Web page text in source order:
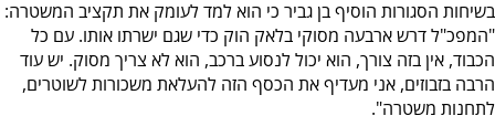
בשיחות הסגורות הוסיף בן גביר כי הוא למד לעומק את תקציב המשטרה:
"המפכ"ל דרש ארבעה מסוקי בלאק הוק כדי שגם ישרתו אותו. עם כל
הכבוד, אין בזה צורך, הוא יכול לנסוע ברכב, הוא לא צריך מסוק. יש עוד
הרבה בזבוזים, אני מעדיף את הכסף הזה להעלאת משכורות לשוטרים,
לתחנות משטרה".